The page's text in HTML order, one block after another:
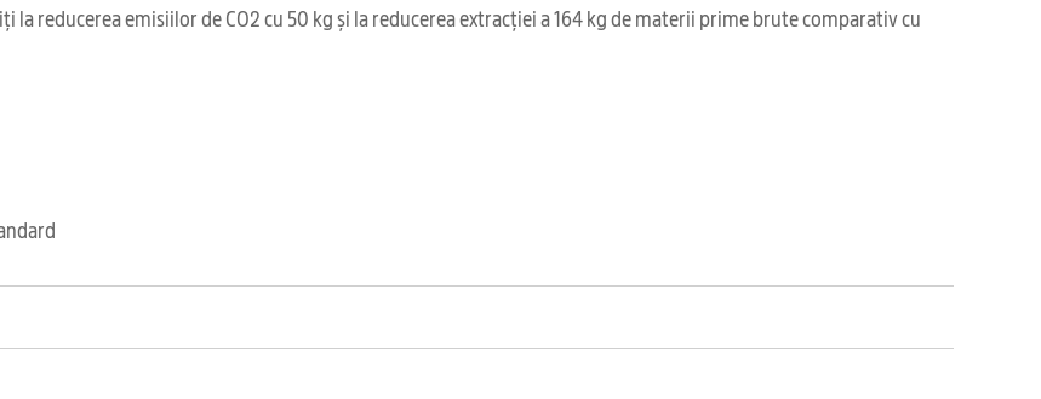
reducerea emisiilor de CO2 cu 50 kg și la reducerea extracției a 164 kg de materii prime brute comparativ cu